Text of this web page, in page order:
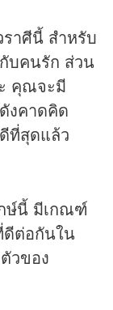
าศีนี้ สำหรับ
บคนรัก ส่วน
คุณจะมี
งคาดคิด
ที่สุดแล้ว
ษ์นี้ มีเกณฑ์
ดีต่อกันใน
วของ